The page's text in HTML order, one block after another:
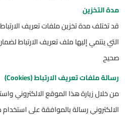
مدة التخزين
قد تختلف مدة تخزين ملفات تعريف الارتباط
التي ينتمي إليها ملف تعريف الارتباط
صحيح
رسالة ملفات تعريف الارتباط (Cookies)
من خلال زيارة هذا الموقع الالكتروني